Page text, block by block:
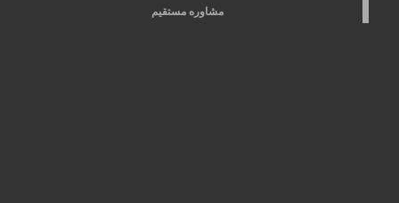
مشاوره مستقیم